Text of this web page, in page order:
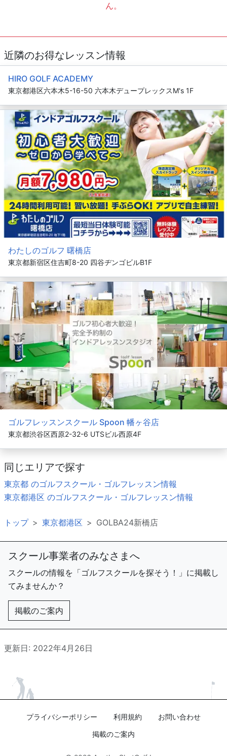
ん。
近隣のお得なレッスン情報
HIRO GOLF ACADEMY
東京都港区六本木5-16-50 六本木デュープレックスM's 1F
わたしのゴルフ 曙橋店
東京都新宿区住吉町8-20 四谷ヂンゴビルB1F
ゴルフレッスンスクール Spoon 幡ヶ谷店
東京都渋谷区西原2-32-6 UTSビル西原4F
同じエリアで探す
東京都 のゴルフスクール・ゴルフレッスン情報
東京都港区 のゴルフスクール・ゴルフレッスン情報
トップ 東京都港区 GOLBA24新橋店
スクール事業者のみなさまへ
スクールの情報を「ゴルフスクールを探そう！」に掲載し
てみませんか？
掲載のご案内
更新日: 2022年4月26日
プライバシーポリシー 利用規約
お問い合わせ
掲載のご案内